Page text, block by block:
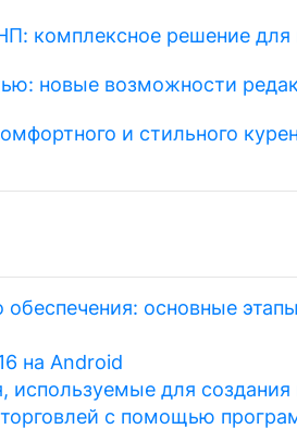
комплексное решение для
новые возможности
и стильного
основные этапы
на Android
используемые для
с помощью